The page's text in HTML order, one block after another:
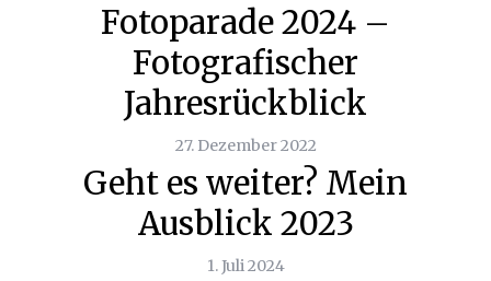
Fotoparade 2024 –
Fotografischer
Jahresrückblick
27. Dezember 2022
Geht es weiter? Mein
Ausblick 2023
1. Juli 2024